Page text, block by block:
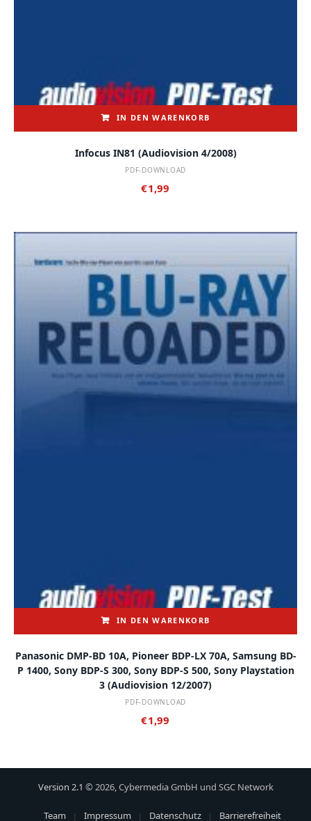
IN DEN WARENKORB
Infocus IN81 (audiovision 4/2008)
PDF-DOWNLOAD
€1,99
IN DEN WARENKORB
Panasonic DMP-BD 10A, Pioneer BDP-LX 70A, Samsung BD-
P 1400, Sony BDP-S 300, Sony BDP-S 500, Sony Playstation
3 (audiovision 12/2007)
PDF-DOWNLOAD
€1,99
Version 2.1 © 2026, Cybermedia GmbH und SGC Network
Team Impressum Datenschutz Barrierefreiheit